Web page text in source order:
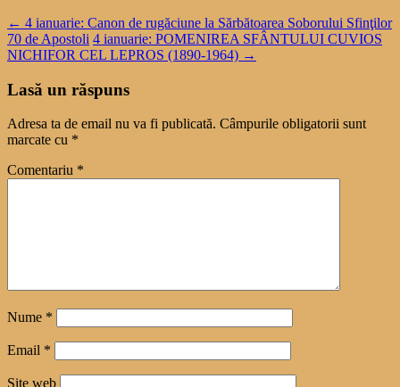
← 4 ianuarie: Canon de rugăciune la Sărbătoarea Soborului Sfinţilor
70 de Apostoli 4 ianuarie: POMENIREA SFÂNTULUI CUVIOS
NICHIFOR CEL LEPROS (1890-1964) →
Lasă un răspuns
Adresa ta de email nu va fi publicată. Câmpurile obligatorii sunt
marcate cu *
Comentariu *
Nume *
Email *
Site web